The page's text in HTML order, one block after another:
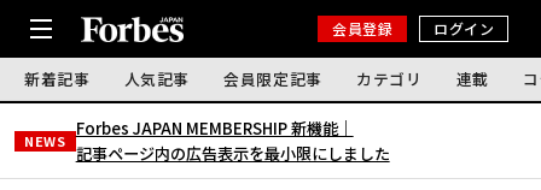
会員登録 ログイン
新着記事 人気記事 会員限定記事 カテゴリ 連載
NEWS
Forbes JAPAN MEMBERSHIP 新機能｜
記事ページ内の広告表示を最小限にしました